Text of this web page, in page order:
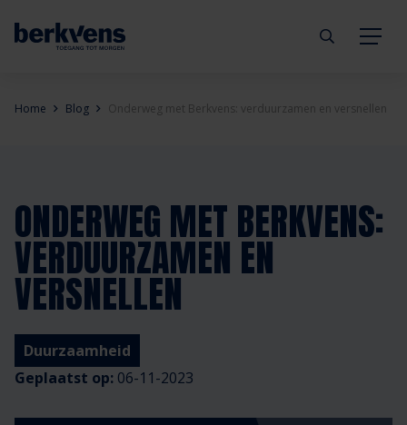
Kozijnen
Hang- & sluitwerk
Diensten
Technische documentatie
Veelgestelde vragen
Meergezinswoning
Utiliteitsgebouw
Prefab woning
Architect
Projectontwikkelaar
Handelspartner
Brandwerend
Geluidwerend
Rookwerend
Duurzaamheid
Brochures
Webshop
Inspiratie
Verkooppunten
Veelgestelde vragen
Organisatie
Duurzaamheid
GND Garantiedeuren
Werken bij Berkvens
Home Blog Onderweg met Berkvens: verduurzamen en versnellen
ONDERWEG MET BERKVENS:
VERDUURZAMEN EN
VERSNELLEN
Duurzaamheid
Geplaatst op: 06-11-2023